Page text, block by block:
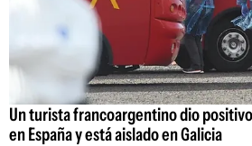
Un turista francoargentino dio
en España y está aislado en Galicia